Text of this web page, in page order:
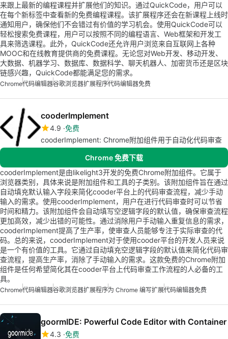
来跟上最新的编程课程并扩展他们的知识。通过QuickCode，用户可以
在每个新标签中查看新的免费编程课程。该扩展程序还会在新课程上线时
通知用户，确保他们不会错过有价值的学习机会。使用QuickCode可以
轻松搜索免费课程，用户可以按照不同的编程语言、Web框架和开发工
具来筛选课程。此外，QuickCode还允许用户浏览来自互联网上各种
MOOC和在线教育提供商的免费课程。无论您对Web开发、移动开发、
大数据、机器学习、数据库、数据科学、聊天机器人、加密货币还是区块
链感兴趣，QuickCode都能满足您的需求。
Chrome代码编辑器谷歌浏览器扩展程序代码编辑器免费
cooderImplement
4.9 免费
cooderImplement: Chrome附加组件用于自动化代码审查
Chrome 免费下载
cooderImplement是由likelight3开发的免费Chrome附加组件。它属于
浏览器类别，具体来说是附加组件和工具的子类别。该附加组件旨在通过
自动填充默认输入字段来简化cooder平台上的代码审查流程，减少手动
输入的需求。使用cooderImplement，用户在进行代码审查时可以节省
时间和精力。该附加组件会自动填写空逻辑字段的默认值，确保审查流程
更加高效，减少出错的可能性。通过消除用户手动输入重复信息的需求，
cooderImplement提高了生产率，使审查人员能够专注于实际审查的代
码。总的来说，cooderImplement对于使用cooder平台的开发人员来说
是一个有价值的工具。它通过自动填充空逻辑字段的默认值来简化代码审
查流程，提高生产率，消除了手动输入的需求。这款免费的Chrome附加
组件是任何希望简化其在cooder平台上代码审查工作流程的人必备的工
具。
Chrome代码编辑器谷歌浏览器扩展程序为 Chrome 编写扩展代码编辑器免费
goormIDE: Powerful Code Editor with Container
4.3 免费